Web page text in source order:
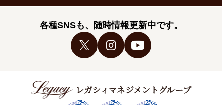
各種SNSも、随時情報更新中です。
レガシィマネジメントグループ